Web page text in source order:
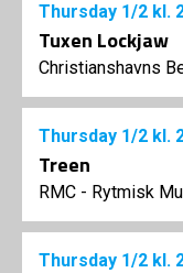
Thursday 1/2 kl.
Tuxen Lockjaw
Christianshavns
Thursday 1/2 kl.
Treen
RMC - Rytmisk
Thursday 1/2 kl.